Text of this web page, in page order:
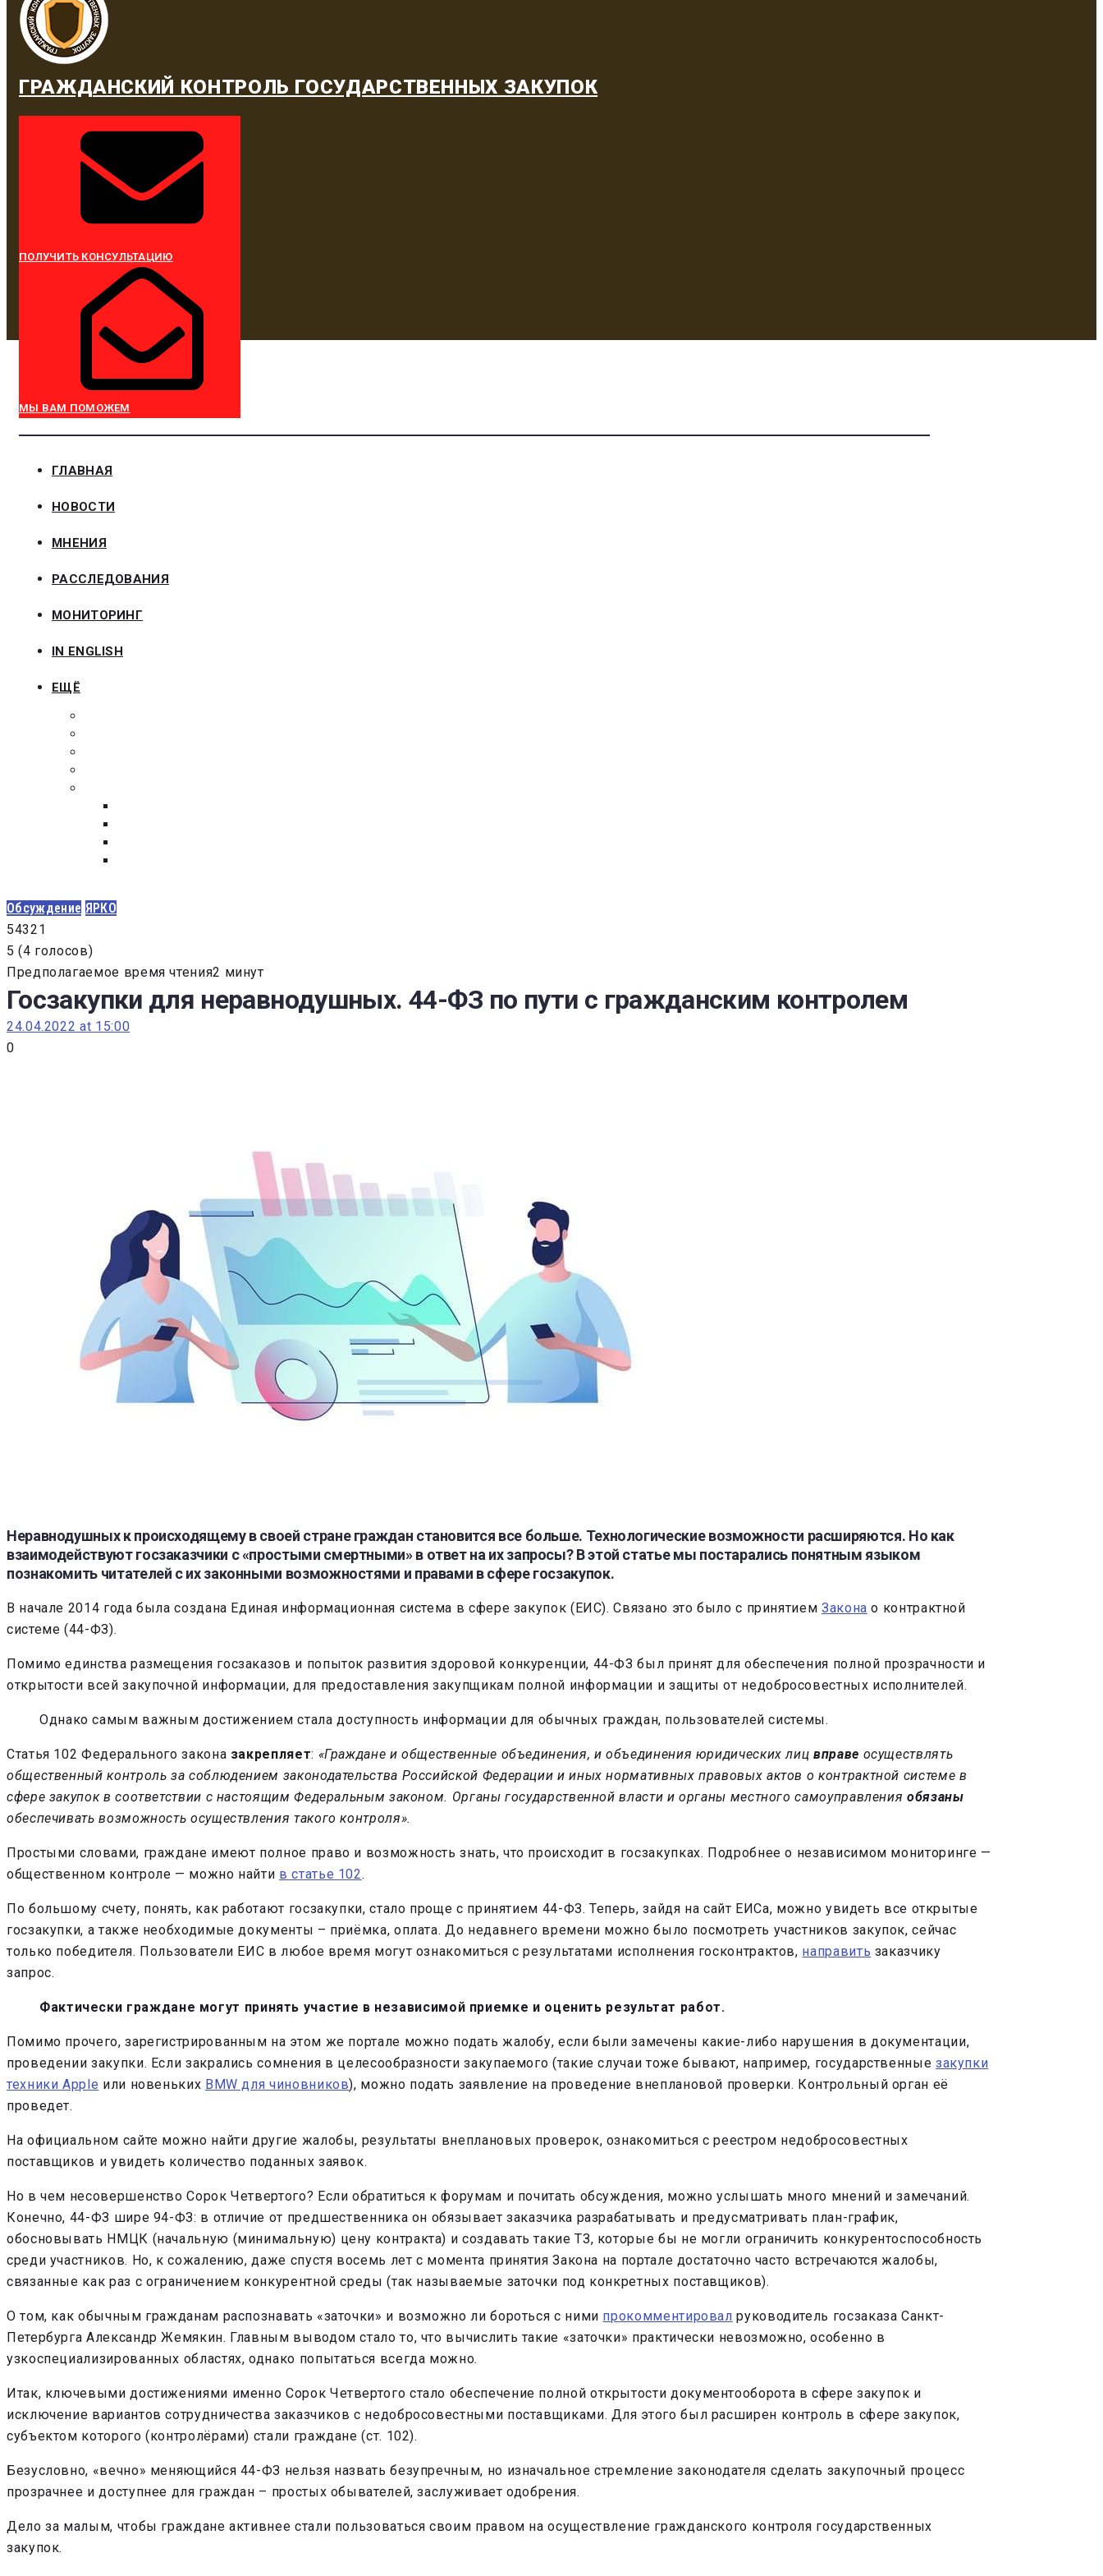
ГРАЖДАНСКИЙ КОНТРОЛЬ ГОСУДАРСТВЕННЫХ ЗАКУПОК
ПОЛУЧИТЬ КОНСУЛЬТАЦИЮ
МЫ ВАМ ПОМОЖЕМ
ГЛАВНАЯ
НОВОСТИ
МНЕНИЯ
РАССЛЕДОВАНИЯ
МОНИТОРИНГ
IN ENGLISH
ЕЩЁ
Обсуждение ЯРКО
54321
5 (4 голосов)
Предполагаемое время чтения2 минут
Госзакупки для неравнодушных. 44-ФЗ по пути с гражданским контролем
24.04.2022 at 15:00
0
Неравнодушных к происходящему в своей стране граждан становится все больше. Технологические возможности расширяются. Но как
взаимодействуют госзаказчики с «простыми смертными» в ответ на их запросы? В этой статье мы постарались понятным языком
познакомить читателей с их законными возможностями и правами в сфере госзакупок.
В начале 2014 года была создана Единая информационная система в сфере закупок (ЕИС). Связано это было с принятием Закона о контрактной
системе (44-ФЗ).
Помимо единства размещения госзаказов и попыток развития здоровой конкуренции, 44-ФЗ был принят для обеспечения полной прозрачности и
открытости всей закупочной информации, для предоставления закупщикам полной информации и защиты от недобросовестных исполнителей.
Однако самым важным достижением стала доступность информации для обычных граждан, пользователей системы.
Статья 102 Федерального закона закрепляет: «Граждане и общественные объединения, и объединения юридических лицвправе осуществлять
общественный контроль за соблюдением законодательства Российской Федерации и иных нормативных правовых актов о контрактной системе в
сфере закупок в соответствии с настоящим Федеральным законом. Органы государственной власти и органы местного самоуправленияобязаны
обеспечивать возможность осуществления такого контроля».
Простыми словами, граждане имеют полное право и возможность знать, что происходит в госзакупках. Подробнее о независимом мониторинге —
общественном контроле — можно найти в статье 102.
По большому счету, понять, как работают госзакупки, стало проще с принятием 44-ФЗ. Теперь, зайдя на сайт ЕИСа, можно увидеть все открытые
госзакупки, а также необходимые документы – приёмка, оплата. До недавнего времени можно было посмотреть участников закупок, сейчас
только победителя. Пользователи ЕИС в любое время могут ознакомиться с результатами исполнения госконтрактов, направить заказчику
запрос.
Фактически граждане могут принять участие в независимой приемке и оценить результат работ.
Помимо прочего, зарегистрированным на этом же портале можно подать жалобу, если были замечены какие-либо нарушения в документации,
проведении закупки. Если закрались сомнения в целесообразности закупаемого (такие случаи тоже бывают, например, государственные закупки
техники Apple или новеньких BMW для чиновников), можно подать заявление на проведение внеплановой проверки. Контрольный орган её
проведет.
На официальном сайте можно найти другие жалобы, результаты внеплановых проверок, ознакомиться с реестром недобросовестных
поставщиков и увидеть количество поданных заявок.
Но в чем несовершенство Сорок Четвертого? Если обратиться к форумам и почитать обсуждения, можно услышать много мнений и замечаний.
Конечно, 44-ФЗ шире 94-ФЗ: в отличие от предшественника он обязывает заказчика разрабатывать и предусматривать план-график,
обосновывать НМЦК (начальную (минимальную) цену контракта) и создавать такие ТЗ, которые бы не могли ограничить конкурентоспособность
среди участников. Но, к сожалению, даже спустя восемь лет с момента принятия Закона на портале достаточно часто встречаются жалобы,
связанные как раз с ограничением конкурентной среды (так называемые заточки под конкретных поставщиков).
О том, как обычным гражданам распознавать «заточки» и возможно ли бороться с ними прокомментировал руководитель госзаказа Санкт-
Петербурга Александр Жемякин. Главным выводом стало то, что вычислить такие «заточки» практически невозможно, особенно в
узкоспециализированных областях, однако попытаться всегда можно.
Итак, ключевыми достижениями именно Сорок Четвертого стало обеспечение полной открытости документооборота в сфере закупок и
исключение вариантов сотрудничества заказчиков с недобросовестными поставщиками. Для этого был расширен контроль в сфере закупок,
субъектом которого (контролёрами) стали граждане (ст. 102).
Безусловно, «вечно» меняющийся 44-ФЗ нельзя назвать безупречным, но изначальное стремление законодателя сделать закупочный процесс
прозрачнее и доступнее для граждан – простых обывателей, заслуживает одобрения.
Дело за малым, чтобы граждане активнее стали пользоваться своим правом на осуществление гражданского контроля государственных
закупок.